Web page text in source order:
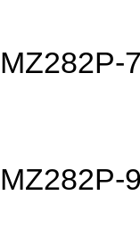
MZ282P-
MZ282P-